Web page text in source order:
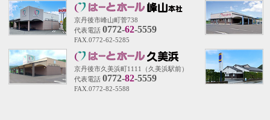
京丹後市峰山町菅738
代表電話 0772-62-5559
FAX.0772-62-5285
京丹後市久美浜町1111（久美浜駅前）
代表電話 0772-82-5559
FAX.0772-82-5588